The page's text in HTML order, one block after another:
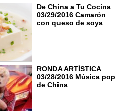
De China a Tu Cocina
03/29/2016 Camarón
con queso de soya
RONDA ARTÍSTICA
03/28/2016 Música pop
de China